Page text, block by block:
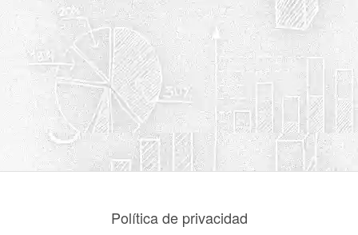
Política de privacidad